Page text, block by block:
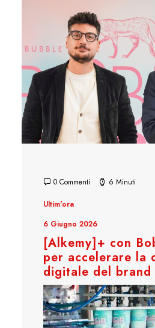
0 Commenti 6 Minuti
Ultim'ora
6 Giugno 2026
[Alkemy]+ con
per accelerare la
digitale del brand